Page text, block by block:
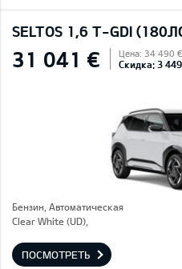
SELTOS 1,6 T-GDI
31 041 € Цена: 34 490 €
Скидка: 3
Бензин, Автоматическая
Clear White (UD),
ПОСМОТРЕТЬ